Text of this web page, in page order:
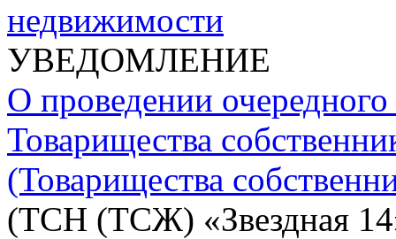
недвижимости
УВЕДОМЛЕНИЕ
О проведении
Товарищества
(Товарищества
(ТСН (ТСЖ) «Звездная